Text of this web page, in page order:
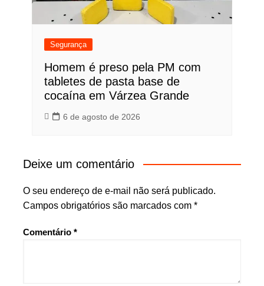
Segurança
Homem é preso pela PM com
tabletes de pasta base de
cocaína em Várzea Grande
6 de agosto de 2026
Deixe um comentário
O seu endereço de e-mail não será publicado.
Campos obrigatórios são marcados com *
Comentário *